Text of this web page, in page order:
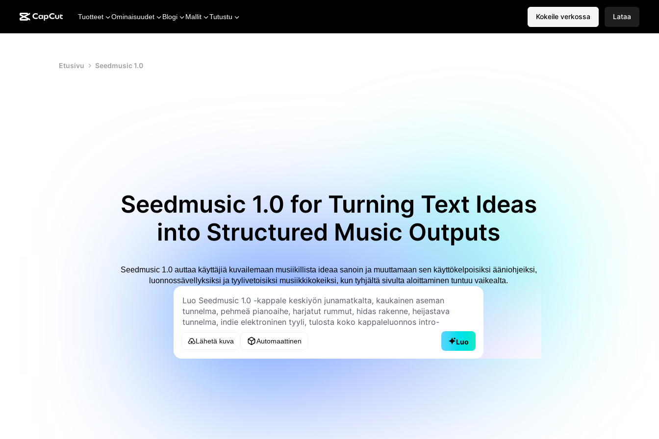
Tuotteet Ominaisuudet Blogi Mallit Tutustu Kokeile verkossa Lataa
Etusivu Seedmusic 1.0
Seedmusic 1.0 for Turning Text Ideas
into Structured Music Outputs
Seedmusic 1.0 auttaa käyttäjiä kuvailemaan musiikillista ideaa sanoin ja muuttamaan sen käyttökelpoisiksi ääniohjeiksi,
luonnossävellyksiksi ja tyylivetoisiksi musiikkikokeiksi, kun tyhjältä sivulta aloittaminen tuntuu vaikealta.
Lähetä kuva Automaattinen Luo